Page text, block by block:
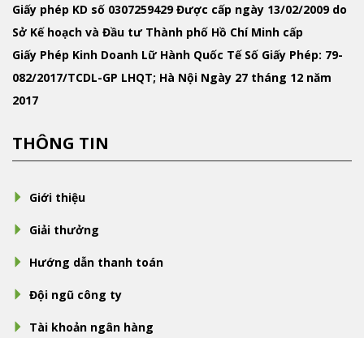
Giấy phép KD số 0307259429 Được cấp ngày 13/02/2009 do
Sở Kế hoạch và Đầu tư Thành phố Hồ Chí Minh cấp
Giấy Phép Kinh Doanh Lữ Hành Quốc TếSố Giấy Phép: 79-
082/2017/TCDL-GP LHQT; Hà Nội Ngày 27 tháng 12 năm
2017
THÔNG TIN
Giới thiệu
Giải thưởng
Hướng dẫn thanh toán
Đội ngũ công ty
Tài khoản ngân hàng